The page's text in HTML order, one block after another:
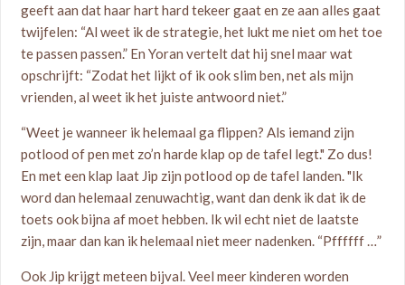
geeft aan dat haar hart hard tekeer gaat en ze aan alles gaat
twijfelen: “Al weet ik de strategie, het lukt me niet om het toe
te passen passen.” En Yoran vertelt dat hij snel maar wat
opschrijft: “Zodat het lijkt of ik ook slim ben, net als mijn
vrienden, al weet ik het juiste antwoord niet.”
“Weet je wanneer ik helemaal ga flippen? Als iemand zijn
potlood of pen met zo’n harde klap op de tafel legt." Zo dus!
En met een klap laat Jip zijn potlood op de tafel landen. "Ik
word dan helemaal zenuwachtig, want dan denk ik dat ik de
toets ook bijna af moet hebben. Ik wil echt niet de laatste
zijn, maar dan kan ik helemaal niet meer nadenken. “Pffffff …”
Ook Jip krijgt meteen bijval. Veel meer kinderen worden